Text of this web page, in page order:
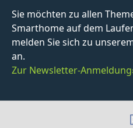
Sie möchten zu allen
Smarthome auf dem
melden Sie sich zu
an.
Zur Newsletter-